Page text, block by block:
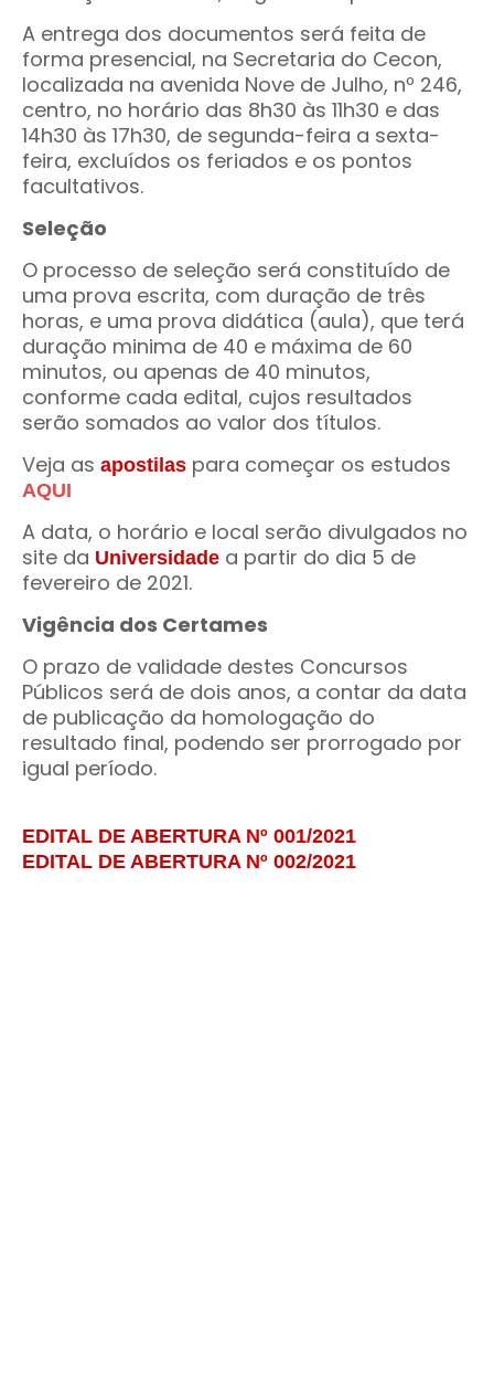
A entrega dos documentos será feita de
forma presencial, na Secretaria do Cecon,
localizada na avenida Nove de Julho, nº 246,
centro, no horário das 8h30 às 11h30 e das
14h30 às 17h30, de segunda-feira a sexta-
feira, excluídos os feriados e os pontos
facultativos.
Seleção
O processo de seleção será constituído de
uma prova escrita, com duração de três
horas, e uma prova didática (aula), que terá
duração minima de 40 e máxima de 60
minutos, ou apenas de 40 minutos,
conforme cada edital, cujos resultados
serão somados ao valor dos títulos.
Veja as apostilas para começar os estudos
AQUI
A data, o horário e local serão divulgados no
site da Universidade a partir do dia 5 de
fevereiro de 2021.
Vigência dos Certames
O prazo de validade destes Concursos
Públicos será de dois anos, a contar da data
de publicação da homologação do
resultado final, podendo ser prorrogado por
igual período.
EDITAL DE ABERTURA Nº 001/2021
EDITAL DE ABERTURA Nº 002/2021